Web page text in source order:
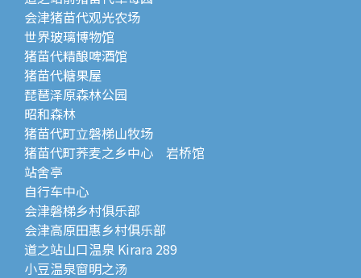
会津猪苗代观光农场
世界玻璃博物馆
猪苗代精酿啤酒馆
猪苗代糖果屋
琵琶泽原森林公园
昭和森林
猪苗代町立磐梯山牧场
猪苗代町荞麦之乡中心 岩桥馆
站舍亭
自行车中心
会津磐梯乡村俱乐部
会津高原田惠乡村俱乐部
道之站山口温泉 Kirara 289
小豆温泉窗明之汤